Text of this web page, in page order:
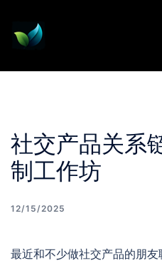
content
社交产品关系
制工作坊
12/15/2025
最近和不少做社交产品的朋